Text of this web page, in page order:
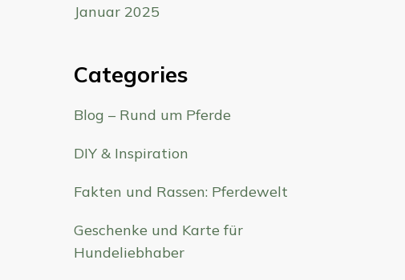
Januar 2025
Categories
Blog – Rund um Pferde
DIY & Inspiration
Fakten und Rassen: Pferdewelt
Geschenke und Karte für
Hundeliebhaber